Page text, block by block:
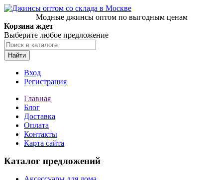
Модные джинсы оптом по выгодным ценам
Корзина ждет
Выберите любое предложение
Найти
Вход
Регистрация
Главная
Блог
Доставка
Оплата
Контакты
Карта сайта
Каталог предложений